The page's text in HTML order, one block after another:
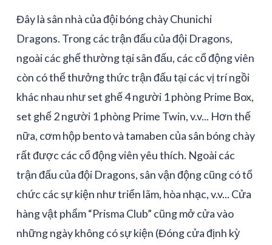
Đây là sân nhà của đội bóng chày Chunichi
Dragons. Trong các trận đấu của đội Dragons,
ngoài các ghế thường tại sân đấu, các cổ động viên
còn có thể thưởng thức trận đấu tại các vị trí ngồi
khác nhau như set ghế 4 người 1 phòng Prime Box,
set ghế 2 người 1 phòng Prime Twin, v.v... Hơn thế
nữa, cơm hộp bento và tamaben của sân bóng chày
rất được các cổ động viên yêu thích. Ngoài các
trận đấu của đội Dragons, sân vận động cũng có tổ
chức các sự kiện như triển lãm, hòa nhạc, v.v... Cửa
hàng vật phẩm “Prisma Club” cũng mở cửa vào
những ngày không có sự kiện (Đóng cửa định kỳ